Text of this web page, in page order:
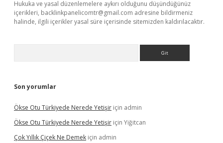
Hukuka ve yasal düzenlemelere aykırı olduğunu düşündüğünüz
içerikleri, backlinkpanelicomtr@gmail.com adresine bildirmeniz
halinde, ilgili içerikler yasal süre içerisinde sitemizden kaldırılacaktır.
Son yorumlar
Ökse Otu Türkiyede Nerede Yetişir için admin
Ökse Otu Türkiyede Nerede Yetişir için Yiğitcan
Çok Yıllık Çiçek Ne Demek için admin